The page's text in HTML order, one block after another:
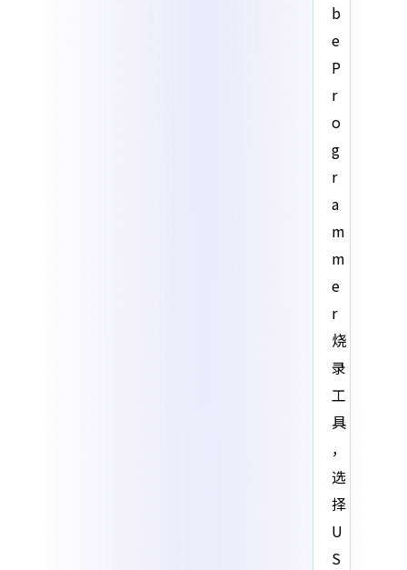
b
e
P
r
o
g
r
a
m
m
e
r
烧
录
工
具
，
选
择
U
S